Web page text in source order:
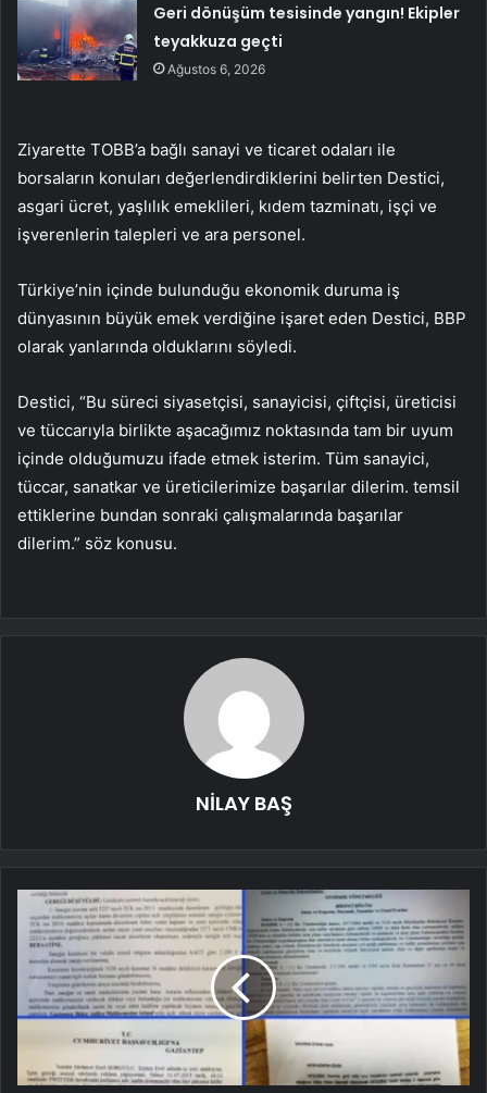
Geri dönüşüm tesisinde yangın! Ekipler
teyakkuza geçti
Ağustos 6, 2026
Ziyarette TOBB’a bağlı sanayi ve ticaret odaları ile
borsaların konuları değerlendirdiklerini belirten Destici,
asgari ücret, yaşlılık emeklileri, kıdem tazminatı, işçi ve
işverenlerin talepleri ve ara personel.
Türkiye’nin içinde bulunduğu ekonomik duruma iş
dünyasının büyük emek verdiğine işaret eden Destici, BBP
olarak yanlarında olduklarını söyledi.
Destici, “Bu süreci siyasetçisi, sanayicisi, çiftçisi, üreticisi
ve tüccarıyla birlikte aşacağımız noktasında tam bir uyum
içinde olduğumuzu ifade etmek isterim. Tüm sanayici,
tüccar, sanatkar ve üreticilerimize başarılar dilerim. temsil
ettiklerine bundan sonraki çalışmalarında başarılar
dilerim.” söz konusu.
NİLAY BAŞ